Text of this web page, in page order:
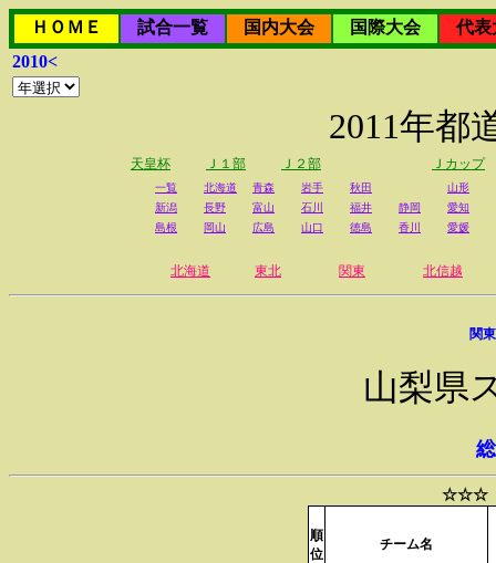
ＨＯＭＥ 試合一覧 国内大会 国際大会
代表
2010<
2011年都
天皇杯 Ｊ１部 Ｊ２部 Ｊカップ
一覧 北海道 青森 岩手 秋田
山形
新潟
長野 富山 石川 福井 静岡
愛知
島根
岡山 広島 山口 徳島 香川 愛媛
北海道 東北 関東 北信越
関
山梨県
☆☆☆
順
位
チーム名